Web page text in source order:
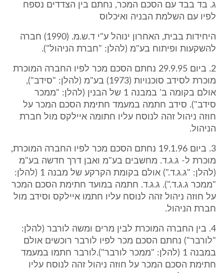
ג. בד בבד עם הסכם המכר, נחתם בין הצדדים נספח
לפיו עם השלמת הבניה ואיכלוס
היחידות בבית, האחרון ינוהל ע"י ד.ש.מ. (1990) חברה
להשקעות ופיתוח בע"מ (להלן: "חברת הניהול").
2. ביום 29.9.95 נחתם הסכם מכר לפיו החברה המוכרת
מוכרת לסידב סוכנויות (1973) בע"מ (להלן: "סידב"),
אולם בקומה ב' במבנה 1 של הבנין (להלן: "ממכר
סידב"). סידב חתמה במעמד חתימת הסכם המכר על
חוזה ניהול זהה לנוסח עליו חתומה איילקס מול חברת
הניהול.
3. ביום 19.1.96 נחתם הסכם מכר לפיו החברה המוכרת,
מוכרת ל- ג.ג.ד. מחשבים בע"מ ואבן דרך חדשה בע"מ
(להלן: "ג.ג.ד.") אולם בקומת הקרקע של מבנה 1 (להלן:
"ממכר ג.ג.ד."). ג.ג.ד. חתמה במועד חתימת הסכם המכר
על חוזה ניהול זהה לנוסח עליו חתמו איילקס וסידב מול
חברת הניהול.
4. בין החברה המוכרת לבין מרים ומשה לורבר (להלן:
"לורבר") נחתם הסכם מכר לפיו לורבר רוכשים אולם
במבנה 1 (להלן: "ממכר לורבר").לורבר חתמו במעמד
חתימת הסכם המכר על חוזה ניהול זהה לנוסח עליו